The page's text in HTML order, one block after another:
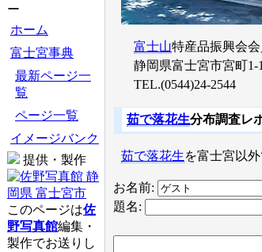
ー
ホーム
富士宮事典
最新ページ一
覧
ページ一覧
イメージバンク
提供・製作
このページは佐
野写真館編集・
製作でお送りし
富士山特産品振興会
静岡県富士宮市宮町1-1
TEL.(0544)24-2544
茹で落花生分布調査レ
茹で落花生を富士宮以
お名前:
題名: